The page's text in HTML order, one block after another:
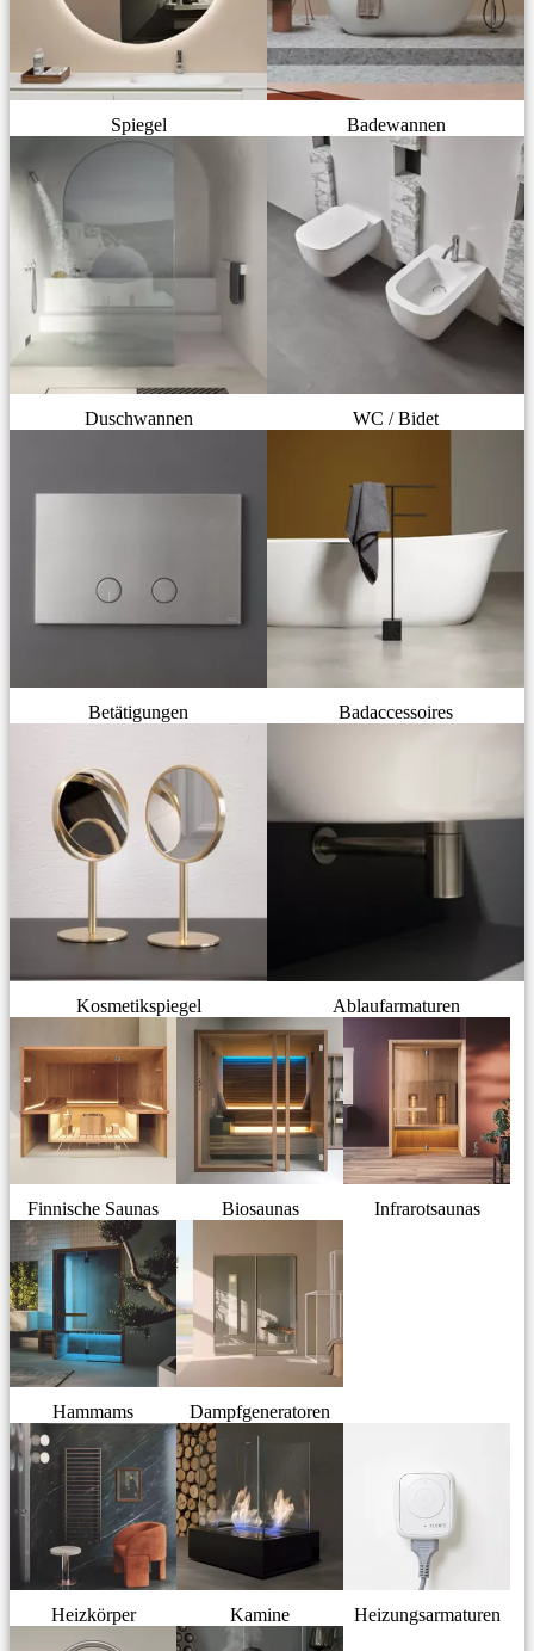
Spiegel Badewannen
Duschwannen WC / Bidet
Betätigungen Badaccessoires
Kosmetikspiegel Ablaufarmaturen
Finnische Saunas Biosaunas Infrarotsaunas
Hammams Dampfgeneratoren
Heizkörper Kamine Heizungsarmaturen